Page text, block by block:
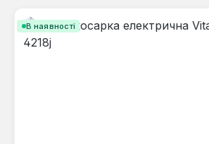
В наявності